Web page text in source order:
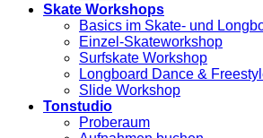
Skate Workshops
Basics im Skate- und
Einzel-Skateworkshop
Surfskate Workshop
Longboard Dance &
Slide Workshop
Tonstudio
Proberaum